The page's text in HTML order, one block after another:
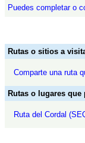
Puedes completar o
Rutas o sitios a
Comparte una ruta
Rutas o lugares
Ruta del Cordal